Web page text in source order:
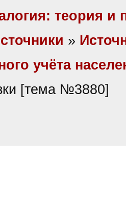
теория и
»
учёта
[тема №3880]